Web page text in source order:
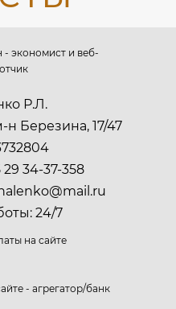
Р.Л.
н Березина, 17/47
34-37-358
24/7